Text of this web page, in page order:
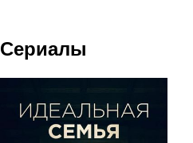
Сериалы